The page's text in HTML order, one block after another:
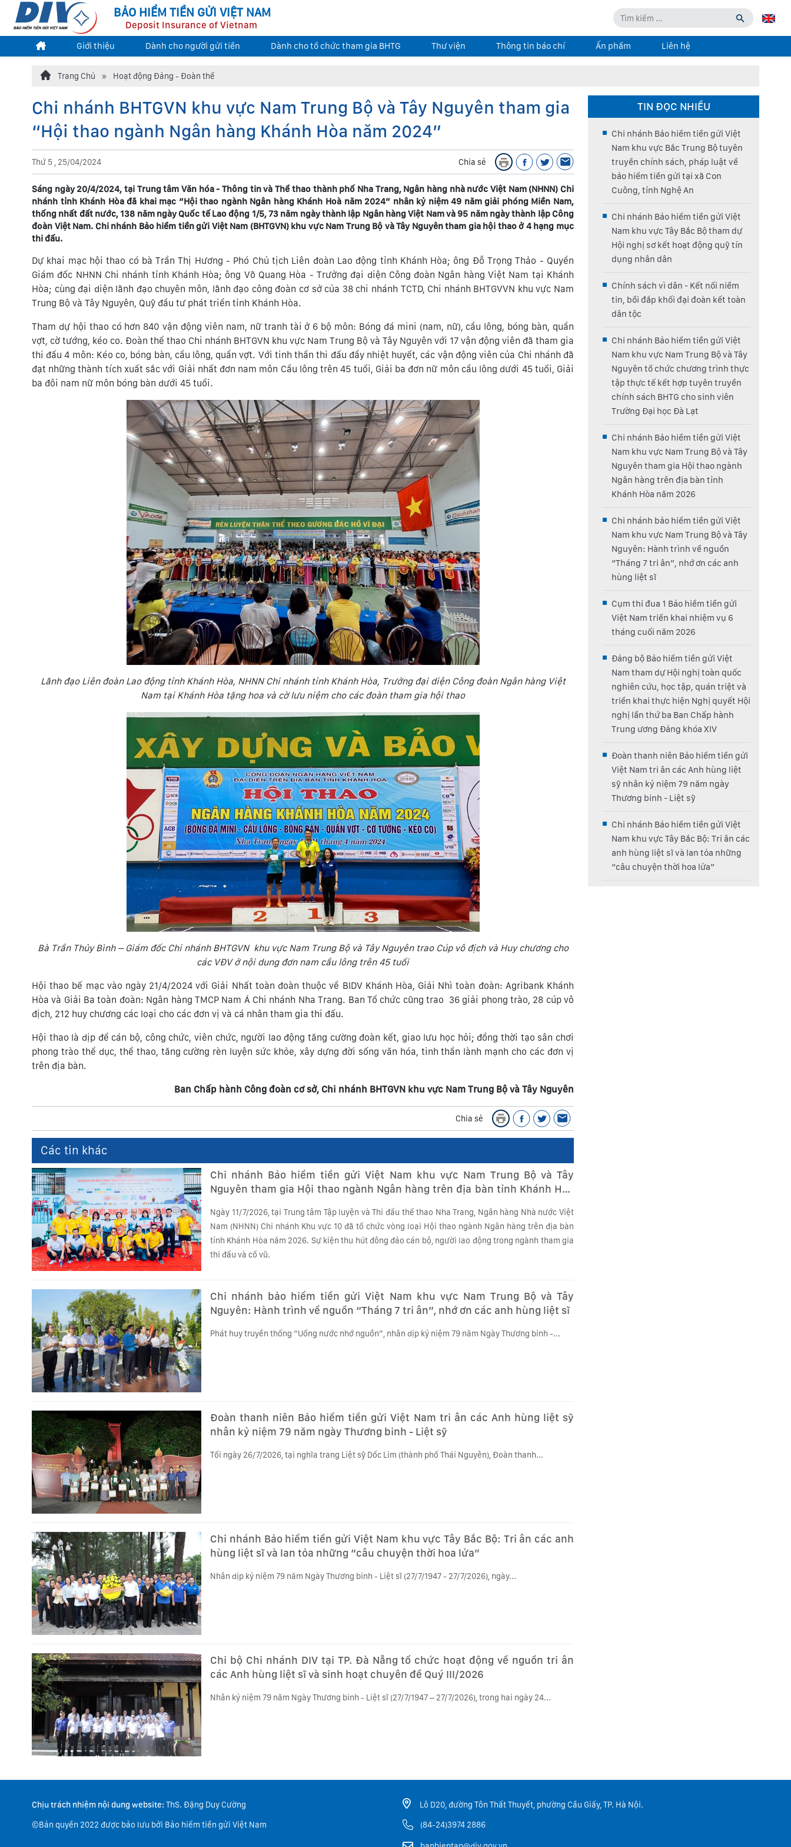
BẢO HIỂM TIỀN GỬI VIỆT NAM
Deposit Insurance of Vietnam
Giới thiệu Dành cho người gửi tiền Dành cho tổ chức tham gia BHTG Thư viện Thông tin báo chí Ấn phẩm Liên hệ
Trang Chủ Hoạt động Đảng - Đoàn thể
Chi nhánh BHTGVN khu vực Nam Trung Bộ và Tây Nguyên tham gia
“Hội thao ngành Ngân hàng Khánh Hòa năm 2024”
Thứ 5 , 25/04/2024 Chia sẻ
Sáng ngày 20/4/2024, tại Trung tâm Văn hóa - Thông tin và Thể thao thành phố Nha Trang, Ngân hàng nhà nước Việt Nam (NHNN) Chi
nhánh tỉnh Khánh Hòa đã khai mạc “Hội thao ngành Ngân hàng Khánh Hoà năm 2024” nhân kỷ niệm 49 năm giải phóng Miền Nam,
thống nhất đất nước, 138 năm ngày Quốc tế Lao động 1/5, 73 năm ngày thành lập Ngân hàng Việt Nam và 95 năm ngày thành lập Công
đoàn Việt Nam. Chi nhánh Bảo hiểm tiền gửi Việt Nam (BHTGVN) khu vực Nam Trung Bộ và Tây Nguyên tham gia hội thao ở 4 hạng mục
thi đấu.
Dự khai mạc hội thao có bà Trần Thị Hương - Phó Chủ tịch Liên đoàn Lao động tỉnh Khánh Hòa; ông Đỗ Trọng Thảo - Quyền
Giám đốc NHNN Chi nhánh tỉnh Khánh Hòa; ông Võ Quang Hòa - Trưởng đại diện Công đoàn Ngân hàng Việt Nam tại Khánh
Hòa; cùng đại diện lãnh đạo chuyên môn, lãnh đạo công đoàn cơ sở của 38 chi nhánh TCTD, Chi nhánh BHTGVVN khu vực Nam
Trung Bộ và Tây Nguyên, Quỹ đầu tư phát triển tỉnh Khánh Hòa.
Tham dự hội thao có hơn 840 vận động viên nam, nữ tranh tài ở 6 bộ môn: Bóng đá mini (nam, nữ), cầu lông, bóng bàn, quần
vợt, cờ tướng, kéo co. Đoàn thể thao Chi nhánh BHTGVN khu vực Nam Trung Bộ và Tây Nguyên với 17 vận động viên đã tham gia
thi đấu 4 môn: Kéo co, bóng bàn, cầu lông, quần vợt. Với tinh thần thi đấu đầy nhiệt huyết, các vận động viên của Chi nhánh đã
đạt những thành tích xuất sắc với Giải nhất đơn nam môn Cầu lông trên 45 tuổi, Giải ba đơn nữ môn cầu lông dưới 45 tuổi, Giải
ba đôi nam nữ môn bóng bàn dưới 45 tuổi.
Lãnh đạo Liên đoàn Lao động tỉnh Khánh Hòa, NHNN Chi nhánh tỉnh Khánh Hòa, Trưởng đại diện Công đoàn Ngân hàng Việt
Nam tại Khánh Hòa tặng hoa và cờ lưu niệm cho các đoàn tham gia hội thao
Bà Trần Thủy Bình – Giám đốc Chi nhánh BHTGVN khu vực Nam Trung Bộ và Tây Nguyên trao Cúp vô địch và Huy chương cho
các VĐV ở nội dung đơn nam cầu lông trên 45 tuổi
Hội thao bế mạc vào ngày 21/4/2024 với Giải Nhất toàn đoàn thuộc về BIDV Khánh Hòa, Giải Nhì toàn đoàn: Agribank Khánh
Hòa và Giải Ba toàn đoàn: Ngân hàng TMCP Nam Á Chi nhánh Nha Trang. Ban Tổ chức cũng trao 36 giải phong trào, 28 cúp vô
địch, 212 huy chương các loại cho các đơn vị và cá nhân tham gia thi đấu.
Hội thao là dịp để cán bộ, công chức, viên chức, người lao động tăng cường đoàn kết, giao lưu học hỏi; đồng thời tạo sân chơi
phong trào thể dục, thể thao, tăng cường rèn luyện sức khỏe, xây dựng đời sống văn hóa, tinh thần lành mạnh cho các đơn vị
trên địa bàn.
Ban Chấp hành Công đoàn cơ sở, Chi nhánh BHTGVN khu vực Nam Trung Bộ và Tây Nguyên
Chia sẻ
Các tin khác
Chi nhánh Bảo hiểm tiền gửi Việt Nam khu vực Nam Trung Bộ và Tây
Nguyên tham gia Hội thao ngành Ngân hàng trên địa bàn tỉnh Khánh Hòa
Ngày 11/7/2026, tại Trung tâm Tập luyện và Thi đấu thể thao Nha Trang, Ngân hàng Nhà nước Việt
Nam (NHNN) Chi nhánh Khu vực 10 đã tổ chức vòng loại Hội thao ngành Ngân hàng trên địa bàn
tỉnh Khánh Hòa năm 2026. Sự kiện thu hút đông đảo cán bộ, người lao động trong ngành tham gia
thi đấu và cổ vũ.
Chi nhánh bảo hiểm tiền gửi Việt Nam khu vực Nam Trung Bộ và Tây
Nguyên: Hành trình về nguồn “Tháng 7 tri ân”, nhớ ơn các anh hùng liệt sĩ
Phát huy truyền thống “Uống nước nhớ nguồn”, nhân dịp kỷ niệm 79 năm Ngày Thương binh -...
Đoàn thanh niên Bảo hiểm tiền gửi Việt Nam tri ân các Anh hùng liệt sỹ
nhân kỷ niệm 79 năm ngày Thương binh - Liệt sỹ
Tối ngày 26/7/2026, tại nghĩa trang Liệt sỹ Dốc Lim (thành phố Thái Nguyên), Đoàn thanh...
Chi nhánh Bảo hiểm tiền gửi Việt Nam khu vực Tây Bắc Bộ: Tri ân các anh
hùng liệt sĩ và lan tỏa những “câu chuyện thời hoa lửa”
Nhân dịp kỷ niệm 79 năm Ngày Thương binh - Liệt sĩ (27/7/1947 - 27/7/2026), ngày...
Chi bộ Chi nhánh DIV tại TP. Đà Nẵng tổ chức hoạt động về nguồn tri ân
các Anh hùng liệt sĩ và sinh hoạt chuyên đề Quý III/2026
Nhân kỷ niệm 79 năm Ngày Thương binh - Liệt sĩ (27/7/1947 – 27/7/2026), trong hai ngày 24...
TIN ĐỌC NHIỀU
Chi nhánh Bảo hiểm tiền gửi Việt
Nam khu vực Bắc Trung Bộ tuyên
truyền chính sách, pháp luật về
bảo hiểm tiền gửi tại xã Con
Cuông, tỉnh Nghệ An
Chi nhánh Bảo hiểm tiền gửi Việt
Nam khu vực Tây Bắc Bộ tham dự
Hội nghị sơ kết hoạt động quỹ tín
dụng nhân dân
Chính sách vì dân - Kết nối niềm
tin, bồi đắp khối đại đoàn kết toàn
dân tộc
Chi nhánh Bảo hiểm tiền gửi Việt
Nam khu vực Nam Trung Bộ và Tây
Nguyên tổ chức chương trình thực
tập thực tế kết hợp tuyên truyền
chính sách BHTG cho sinh viên
Trường Đại học Đà Lạt
Chi nhánh Bảo hiểm tiền gửi Việt
Nam khu vực Nam Trung Bộ và Tây
Nguyên tham gia Hội thao ngành
Ngân hàng trên địa bàn tỉnh
Khánh Hòa năm 2026
Chi nhánh bảo hiểm tiền gửi Việt
Nam khu vực Nam Trung Bộ và Tây
Nguyên: Hành trình về nguồn
“Tháng 7 tri ân”, nhớ ơn các anh
hùng liệt sĩ
Cụm thi đua 1 Bảo hiểm tiền gửi
Việt Nam triển khai nhiệm vụ 6
tháng cuối năm 2026
Đảng bộ Bảo hiểm tiền gửi Việt
Nam tham dự Hội nghị toàn quốc
nghiên cứu, học tập, quán triệt và
triển khai thực hiện Nghị quyết Hội
nghị lần thứ ba Ban Chấp hành
Trung ương Đảng khóa XIV
Đoàn thanh niên Bảo hiểm tiền gửi
Việt Nam tri ân các Anh hùng liệt
sỹ nhân kỷ niệm 79 năm ngày
Thương binh - Liệt sỹ
Chi nhánh Bảo hiểm tiền gửi Việt
Nam khu vực Tây Bắc Bộ: Tri ân các
anh hùng liệt sĩ và lan tỏa những
“câu chuyện thời hoa lửa”
Chịu trách nhiệm nội dung website: ThS. Đặng Duy Cường
©Bản quyền 2022 được bảo lưu bởi Bảo hiểm tiền gửi Việt Nam
Lô D20, đường Tôn Thất Thuyết, phường Cầu Giấy, TP. Hà Nội.
(84-24)3974 2886